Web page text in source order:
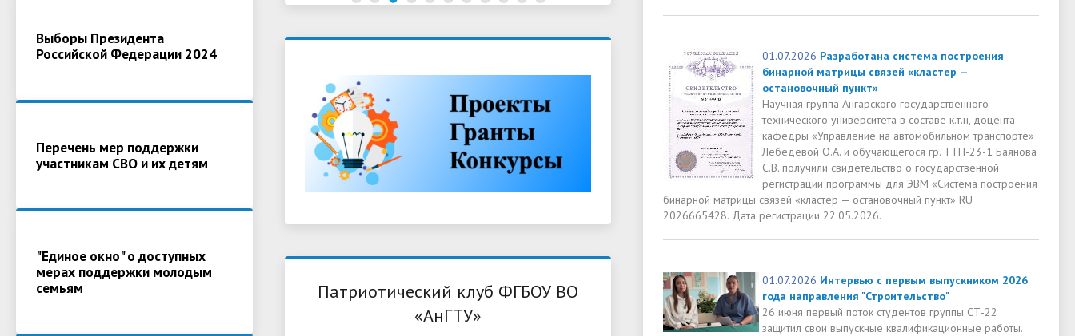
Выборы Президента
Российской Федерации 2024
Перечень мер поддержки
участникам СВО и их детям
"Единое окно" о доступных
мерах поддержки молодым
семьям
Патриотический клуб ФГБОУ ВО
«АнГТУ»
01.07.2026 Разработана система построения
бинарной матрицы связей «кластер —
остановочный пункт»
Научная группа Ангарского государственного
технического университета в составе к.т.н, доцента
кафедры «Управление на автомобильном транспорте»
Лебедевой О.А. и обучающегося гр. ТТП-23-1 Баянова
С.В. получили свидетельство о государственной
регистрации программы для ЭВМ «Система построения
бинарной матрицы связей «кластер — остановочный пункт» RU
2026665428. Дата регистрации 22.05.2026.
01.07.2026 Интервью с первым выпускником 2026
года направления "Строительство"
26 июня первый поток студентов группы СТ-22
защитил свои выпускные квалификационные работы.